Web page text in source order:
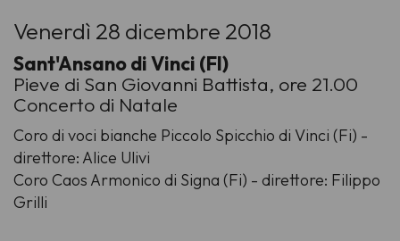
Venerdì 28 dicembre 2018
Sant'Ansano di Vinci (FI)
Pieve di San Giovanni Battista, ore 21.00
Concerto di Natale
Coro di voci bianche Piccolo Spicchio di Vinci (Fi) -
direttore: Alice Ulivi
Coro Caos Armonico di Signa (Fi) - direttore: Filippo
Grilli